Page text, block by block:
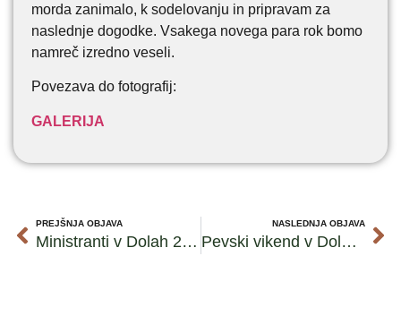
morda zanimalo, k sodelovanju in pripravam za
naslednje dogodke. Vsakega novega para rok bomo
namreč izredno veseli.
Povezava do fotografij:
GALERIJA
PREJŠNJA OBJAVA
Ministranti v Dolah 2013
NASLEDNJA OBJAVA
Pevski vikend v Dolah 2013